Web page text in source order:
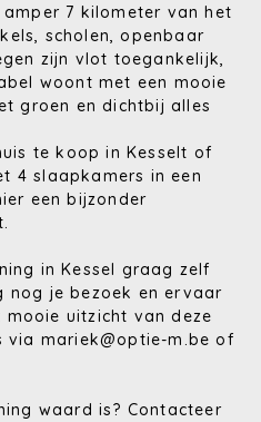
7 kilometer van het
scholen, openbaar
zijn vlot toegankelijk,
woont met een mooie
groen en dichtbij alles
te koop in Kesselt of
4 slaapkamers in een
een bijzonder
in Kessel graag zelf
nog je bezoek en ervaar
uitzicht van deze
via mariek@optie-m.be of
waard is? Contacteer